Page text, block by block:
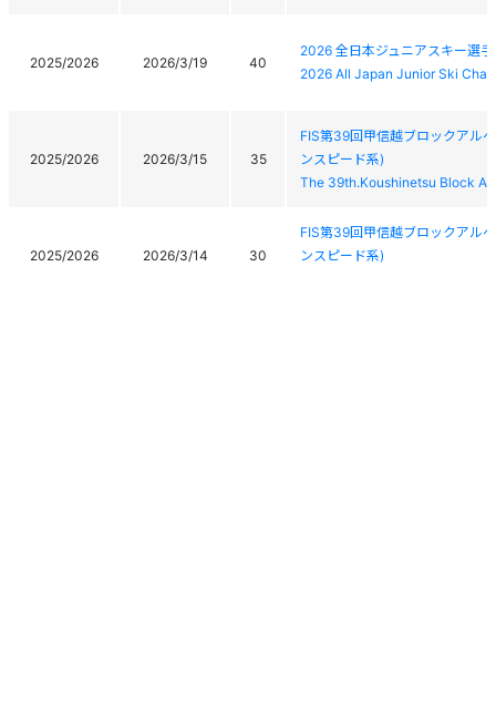
2025/2026 2026/3/19 40
2026 全日本ジュニアスキー
2026 All Japan Junior Ski
2025/2026 2026/3/15 35
FIS第39回甲信越ブロックアル
ンスピード系)
The 39th.Koushinetsu Block
2025/2026 2026/3/14 30
FIS第39回甲信越ブロックアル
ンスピード系)